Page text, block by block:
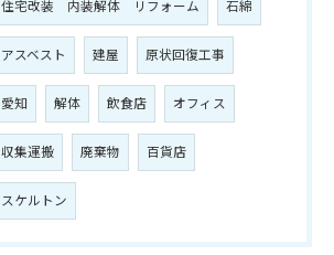
住宅改装 内装解体 リフォーム 石綿
アスベスト 建屋 原状回復工事
愛知 解体 飲食店 オフィス
収集運搬 廃棄物 百貨店
スケルトン